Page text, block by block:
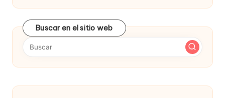
Buscar en el sitio web